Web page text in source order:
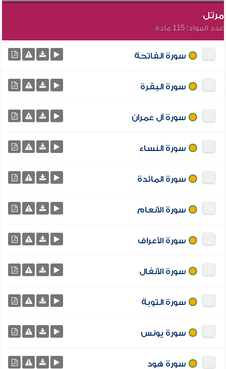
مرتل
عدد المواد: 115 مادة
سورة الفاتحة
سورة البقرة
سورة آل عمران
سورة النساء
سورة المائدة
سورة الأنعام
سورة الأعراف
سورة الأنفال
سورة التوبة
سورة يونس
سورة هود